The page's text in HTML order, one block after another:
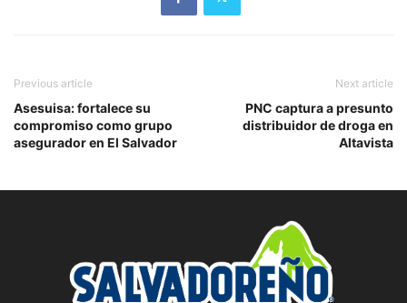
Previous article
Asesuisa: fortalece su
compromiso como grupo
asegurador en El Salvador
Next article
PNC captura a presunto
distribuidor de droga en
Altavista